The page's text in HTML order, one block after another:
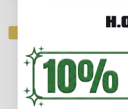
Top bewertet
H.O.C.K. Yucatan Outdoor
30,99 €